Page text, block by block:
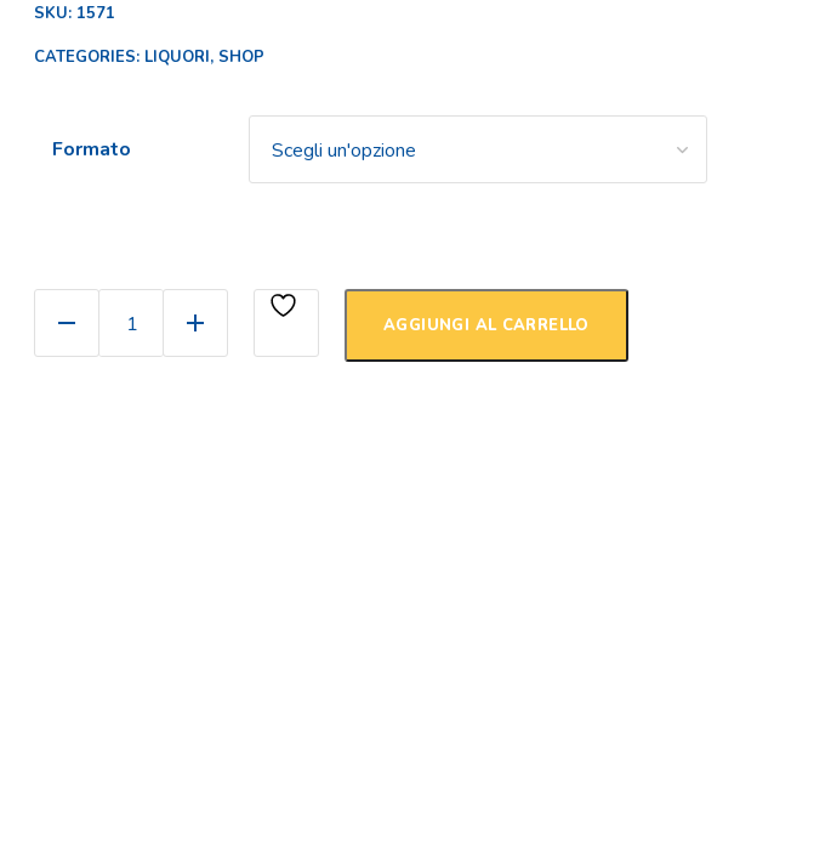
SKU: 1571
CATEGORIES: LIQUORI, SHOP
Formato
AGGIUNGI AL CARRELLO